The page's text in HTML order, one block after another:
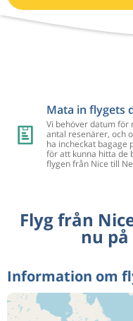
Mata in flygets
Vi behöver datum för
antal resenärer, och
ha incheckat bagage
för att kunna hitta de
flygen från Nice till
Flyg från
nu på
Information om